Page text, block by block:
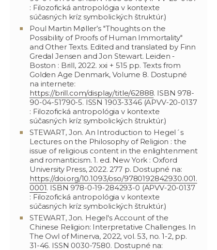
: Filozofická antropológia v kontexte
súčasných kríz symbolických štruktúr.)
Poul Martin Møller’s "Thoughts on the
Possibility of Proofs of Human Immortality"
and Other Texts. Edited and translated by Finn
Gredal Jensen and Jon Stewart. Leiden -
Boston : Brill, 2022. xxi + 515 pp. Texts from
Golden Age Denmark, Volume 8. Dostupné
na internete:
https://brill.com/display/title/62888. ISBN 978-
90-04-51790-5. ISSN 1903-3346 (APVV-20-0137
: Filozofická antropológia v kontexte
súčasných kríz symbolických štruktúr.)
STEWART, Jon. An Introduction to Hegel´s
Lectures on the Philosophy of Religion : the
issue of religious content in the enlightenment
and romanticism. 1. ed. New York : Oxford
University Press, 2022. 277 p. Dostupné na:
https://doi.org/10.1093/oso/9780192842930.001.
0001. ISBN 978-0-19-284293-0 (APVV-20-0137
: Filozofická antropológia v kontexte
súčasných kríz symbolických štruktúr.)
STEWART, Jon. Hegel's Account of the
Chinese Religion: Interpretative Challenges. In
The Owl of Minerva, 2022, vol. 53, no. 1-2, pp.
31-46. ISSN 0030-7580. Dostupné na: